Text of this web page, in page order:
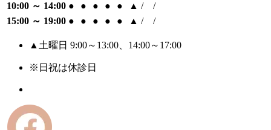
10:00 ～ 14:00 ● ● ● ● ● ▲ /
/
15:00 ～ 19:00 ● ● ● ● ● ▲ / /
▲土曜日 9:00～13:00、14:00～17:00
※日祝は休診日